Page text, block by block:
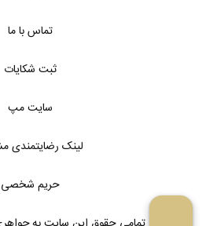
تماس با ما
ثبت شکایات
سایت مپ
لینک رضایتمندی
حریم شخصی